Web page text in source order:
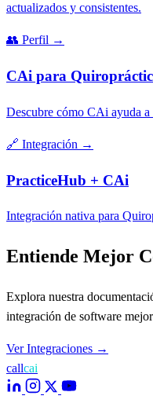
actualizados y consistentes.
👥 Perfil →
CAi para
Descubre cómo CAi ayuda
🔗 Integración →
PracticeHub + CAi
Integración nativa para
Entiende Mejor
Explora nuestra
integración de software
Ver Integraciones →
callcai